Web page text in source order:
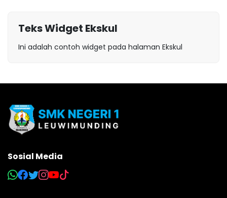
Teks Widget Ekskul
Ini adalah contoh widget pada halaman Ekskul
Sosial Media